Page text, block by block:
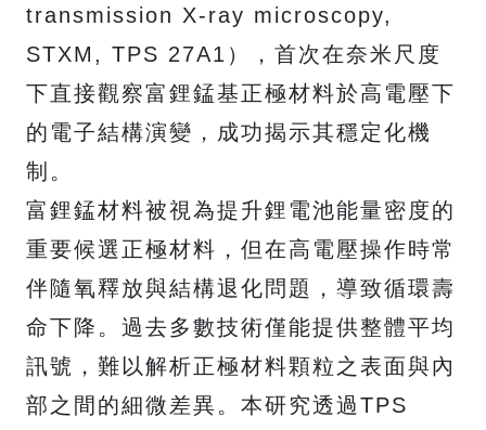
transmission X-ray microscopy,
STXM, TPS 27A1），首次在奈米尺度
下直接觀察富鋰錳基正極材料於高電壓下
的電子結構演變，成功揭示其穩定化機
制。
富鋰錳材料被視為提升鋰電池能量密度的
重要候選正極材料，但在高電壓操作時常
伴隨氧釋放與結構退化問題，導致循環壽
命下降。過去多數技術僅能提供整體平均
訊號，難以解析正極材料顆粒之表面與內
部之間的細微差異。本研究透過TPS